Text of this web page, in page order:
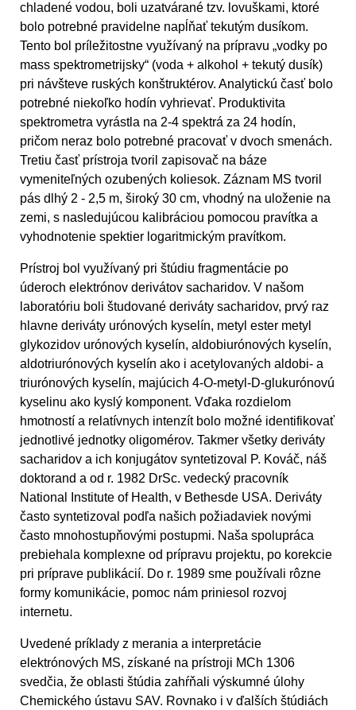
chladené vodou, boli uzatvárané tzv. lovuškami, ktoré
bolo potrebné pravidelne napĺňať tekutým dusíkom.
Tento bol príležitostne využívaný na prípravu „vodky po
mass spektrometrijsky“ (voda + alkohol + tekutý dusík)
pri návšteve ruských konštruktérov. Analytickú časť bolo
potrebné niekoľko hodín vyhrievať. Produktivita
spektrometra vyrástla na 2-4 spektrá za 24 hodín,
pričom neraz bolo potrebné pracovať v dvoch smenách.
Tretiu časť prístroja tvoril zapisovač na báze
vymeniteľných ozubených koliesok. Záznam MS tvoril
pás dlhý 2 - 2,5 m, široký 30 cm, vhodný na uloženie na
zemi, s nasledujúcou kalibráciou pomocou pravítka a
vyhodnotenie spektier logaritmickým pravítkom.
Prístroj bol využívaný pri štúdiu fragmentácie po
úderoch elektrónov derivátov sacharidov. V našom
laboratóriu boli študované deriváty sacharidov, prvý raz
hlavne deriváty urónových kyselín, metyl ester metyl
glykozidov urónových kyselín, aldobiurónových kyselín,
aldotriurónových kyselín ako i acetylovaných aldobi- a
triurónových kyselín, majúcich 4-O-metyl-D-glukurónovú
kyselinu ako kyslý komponent. Vďaka rozdielom
hmotností a relatívnych intenzít bolo možné identifikovať
jednotlivé jednotky oligomérov. Takmer všetky deriváty
sacharidov a ich konjugátov syntetizoval P. Kováč, náš
doktorand a od r. 1982 DrSc. vedecký pracovník
National Institute of Health, v Bethesde USA. Deriváty
často syntetizoval podľa našich požiadaviek novými
často mnohostupňovými postupmi. Naša spolupráca
prebiehala komplexne od prípravu projektu, po korekcie
pri príprave publikácií. Do r. 1989 sme používali rôzne
formy komunikácie, pomoc nám priniesol rozvoj
internetu.
Uvedené príklady z merania a interpretácie
elektrónových MS, získané na prístroji MCh 1306
svedčia, že oblasti štúdia zahŕňali výskumné úlohy
Chemického ústavu SAV. Rovnako i v ďalších štúdiách